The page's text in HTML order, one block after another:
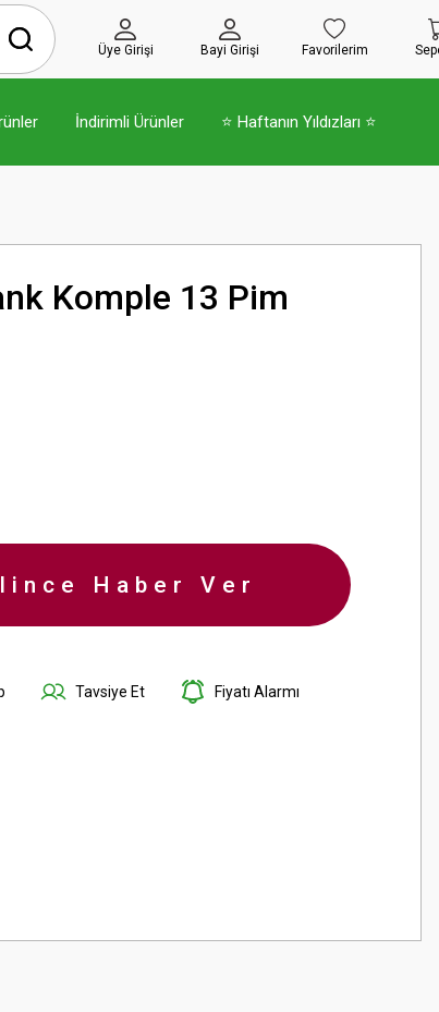
Üye Girişi Bayi Girişi Favorilerim
İndirimli Ürünler ⭐ Haftanın Yıldızları ⭐
Komple 13 Pim
Haber Ver
Tavsiye Et Fiyatı Alarmı